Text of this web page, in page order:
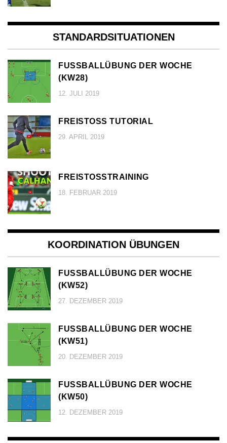
STANDARDSITUATIONEN
FUSSBALLÜBUNG DER WOCHE (
KW28)
12. JULI 2019
FREISTOSS TUTORIAL
29. APRIL 2019
FREISTOSSTRAINING
18. FEBRUAR 2019
KOORDINATION ÜBUNGEN
FUSSBALLÜBUNG DER WOCHE (
KW52)
27. DEZEMBER 2019
FUSSBALLÜBUNG DER WOCHE (
KW51)
20. DEZEMBER 2019
FUSSBALLÜBUNG DER WOCHE (
KW50)
12. DEZEMBER 2019